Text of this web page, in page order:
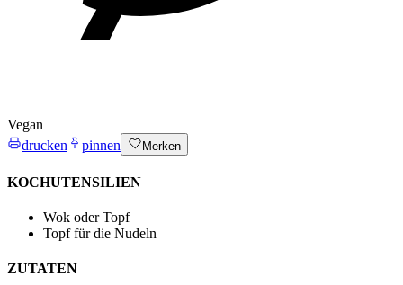
Vegan
drucken
pinnen Merken
KOCHUTENSILIEN
Wok oder Topf
Topf für die Nudeln
ZUTATEN